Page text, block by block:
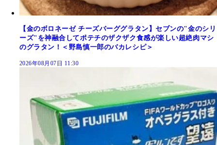
【金のボロネーゼ チーズバーググラタン】セブンの"金のシリ
ーズ"を神融合してポテチのザクザク食感が楽しい超絶肉マシ
のグラタン！＜野島慎一郎のバカレシピ＞
2026年08月07日 11:30